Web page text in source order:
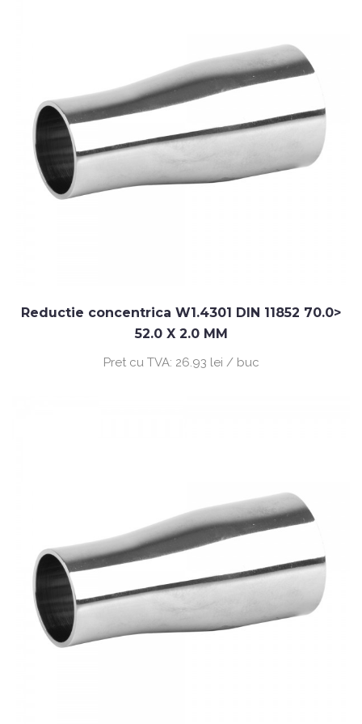
Reductie concentrica W1.4301 DIN 11852 70.0>
52.0 X 2.0 MM
Pret cu TVA: 26.93 lei / buc